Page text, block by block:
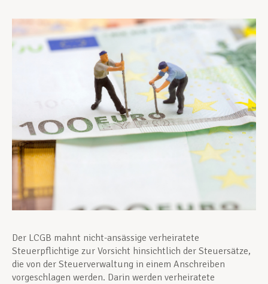
Berufliche Weiterentwicklung
Mitglied werden
Aktuell
Der LCGB mahnt nicht-ansässige verheiratete
Steuerpflichtige zur Vorsicht hinsichtlich der Steuersätze,
die von der Steuerverwaltung in einem Anschreiben
vorgeschlagen werden. Darin werden verheiratete